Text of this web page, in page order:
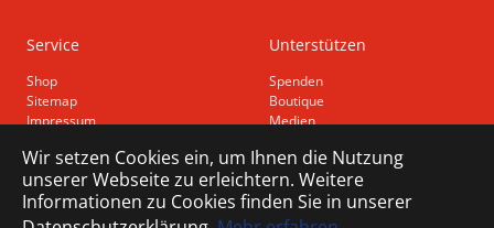
Wir setzen Cookies ein, um Ihnen die Nutzung
unserer Webseite zu erleichtern. Weitere
Informationen zu Cookies finden Sie in unserer
Service
Shop
Sitemap
Impressum
Barrierefreiheit
Unterstützen
Spenden
Boutique
Medien